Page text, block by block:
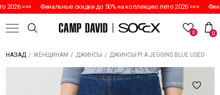
>>> Финальные скидки до 50% на коллекцию лето 2026 >>>
0 0
НАЗАД / ЖЕНЩИНАМ / ДЖИНСЫ / ДЖИНСЫ PI:A:JEGGINS BLUE USED